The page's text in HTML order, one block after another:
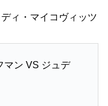
ィ・マイコヴィッツ
マン VS ジュデ